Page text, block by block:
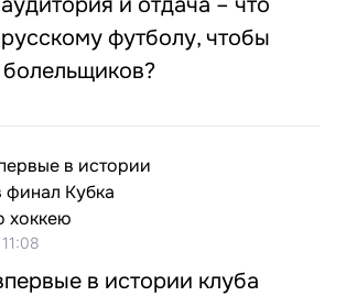
футболу, чтобы
болельщиков?
в истории клуба